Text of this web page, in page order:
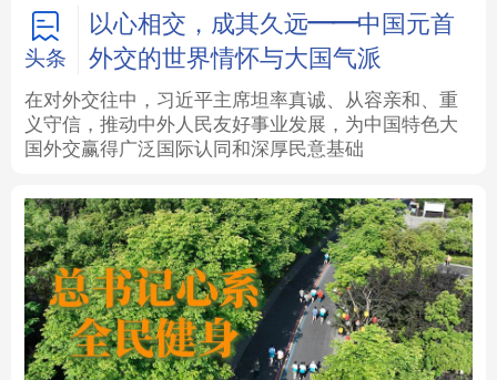
学术中国 乡村振兴 银龄 溯源中国
城市 旅游 能源
彩票 娱乐 时尚 悦读
文化产业
地方频道
头条
以心相交，成其久远——中国元首
外交的世界情怀与大国气派
在对外交往中，习近平主席坦率真诚、从容亲和、重
义守信，推动中外人民友好事业发展，为中国特色大
国外交赢得广泛国际认同和深厚民意基础